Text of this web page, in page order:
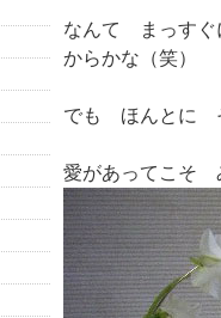
なんて まっすぐ
からかな（笑）
でも ほんとに
愛があってこそ